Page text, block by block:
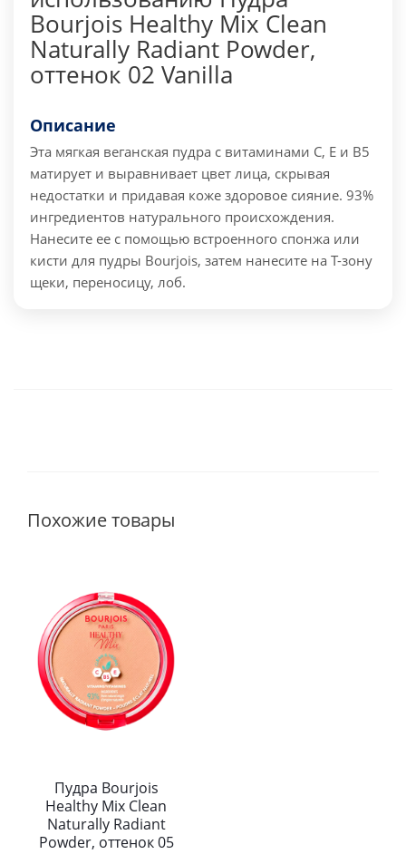
Bourjois Healthy Mix Clean
Naturally Radiant Powder,
оттенок 02 Vanilla
Описание
Эта мягкая веганская пудра с витаминами C, E и B5
матирует и выравнивает цвет лица, скрывая
недостатки и придавая коже здоровое сияние. 93%
ингредиентов натурального происхождения.
Нанесите ее с помощью встроенного спонжа или
кисти для пудры Bourjois, затем нанесите на Т-зону
щеки, переносицу, лоб.
Похожие товары
Пудра Bourjois
Healthy Mix Clean
Naturally Radiant
Powder, оттенок 05